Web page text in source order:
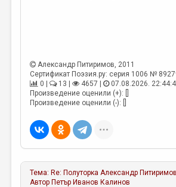
Александр Питиримов, 2011
Сертификат Поэзия.ру: серия 1006 №
0 |
13 | 4657 |
07.08.2026.
Произведение оценили (+): []
Произведение оценили (-): []
Тема: Re: Полуторка Александр Питиримов
Автор Петър Иванов Калинов